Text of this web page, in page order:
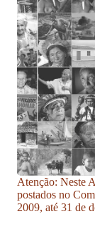
Atenção: Neste
postados no
2009, até 31 de